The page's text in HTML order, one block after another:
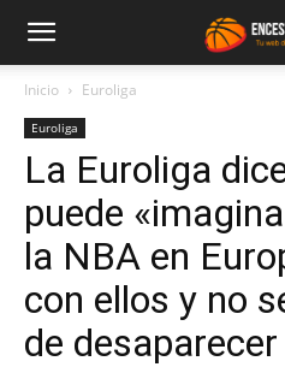
Inicio Euroliga
Euroliga
La Euroliga
puede
la NBA en
con ellos y no
de desaparecer